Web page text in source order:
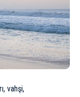
vahşi,